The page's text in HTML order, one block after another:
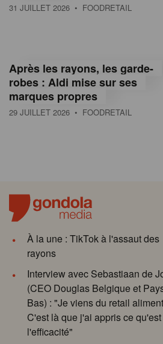
31 JUILLET 2026 • FOODRETAIL
Après les rayons, les garde-
robes : Aldi mise sur ses
marques propres
29 JUILLET 2026 • FOODRETAIL
À la une : TikTok à l'assaut des
rayons
Interview avec Sebastiaan de
(CEO Douglas Belgique et
Bas) : "Je viens du retail
C'est là que j'ai appris ce qu'est
l'efficacité"